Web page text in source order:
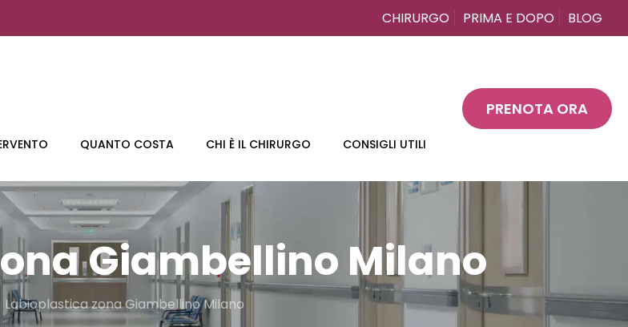
CHIRURGO PRIMA E DOPO BLOG
QUANTO COSTA CHI È IL CHIRURGO CONSIGLI UTILI
PRENOTA ORA
Giambellino Milano
Labioplastica zona Giambellino Milano